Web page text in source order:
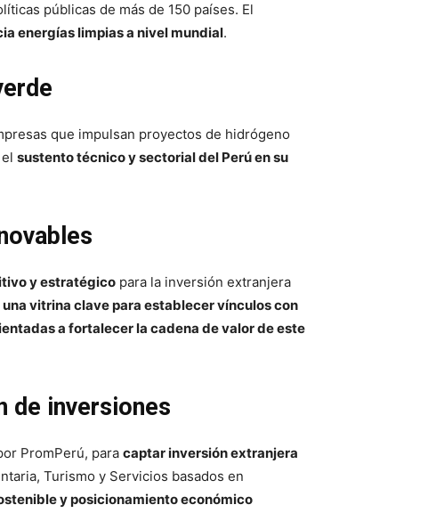
públicas de más de 150 países. El
energías limpias a nivel mundial.
que impulsan proyectos de hidrógeno
sustento técnico y sectorial del Perú en su
y estratégico para la inversión extranjera
vitrina clave para establecer vínculos con
a fortalecer la cadena de valor de este
de inversiones
PromPerú, para captar inversión extranjera
Turismo y Servicios basados en
y posicionamiento económico